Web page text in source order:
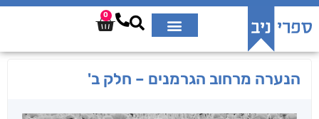
0
הנערה מרחוב הגרמנים – חלק ב'